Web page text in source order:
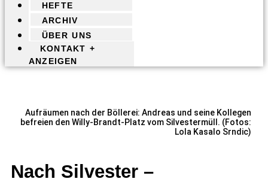
HEFTE
ARCHIV
ÜBER UNS
KONTAKT +
ANZEIGEN
Aufräumen nach der Böllerei: Andreas und seine Kollegen
befreien den Willy-Brandt-Platz vom Silvestermüll. (Fotos:
Lola Kasalo Srndic)
Nach Silvester –